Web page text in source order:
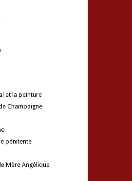
et la peinture
Champaigne
pénitente
Mère Angélique